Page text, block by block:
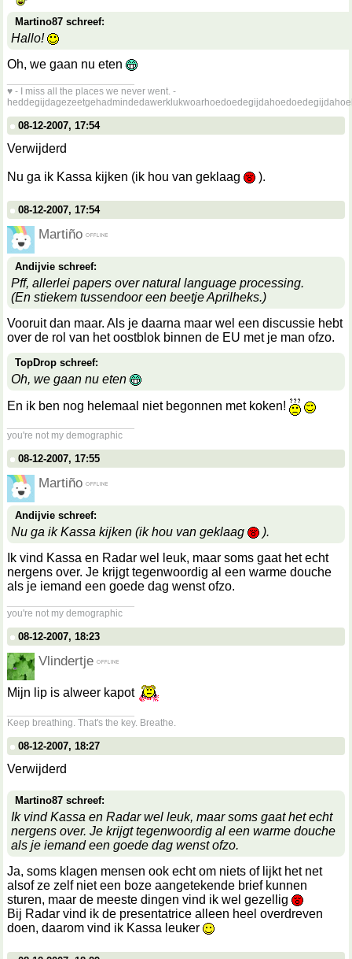
Martino87 schreef:
Hallo!
Oh, we gaan nu eten
♥ - I miss all the places we never went. -
08-12-2007, 17:54
Verwijderd
Nu ga ik Kassa kijken (ik hou van geklaag ).
08-12-2007, 17:54
Martiño
Andijvie schreef:
Pff, allerlei papers over natural language processing.
(En stiekem tussendoor een beetje Aprilheks.)
Vooruit dan maar. Als je daarna maar wel een discussie hebt
over de rol van het oostblok binnen de EU met je man ofzo.
TopDrop schreef:
Oh, we gaan nu eten
En ik ben nog helemaal niet begonnen met koken!
you're not my demographic
08-12-2007, 17:55
Martiño
Andijvie schreef:
Nu ga ik Kassa kijken (ik hou van geklaag
).
Ik vind Kassa en Radar wel leuk, maar soms gaat het echt
nergens over. Je krijgt tegenwoordig al een warme douche
als je iemand een goede dag wenst ofzo.
you're not my demographic
08-12-2007, 18:23
Vlindertje
Mijn lip is alweer kapot
Keep breathing. That's the key. Breathe.
08-12-2007, 18:27
Verwijderd
Martino87 schreef:
Ik vind Kassa en Radar wel leuk, maar soms gaat het echt
nergens over. Je krijgt tegenwoordig al een warme douche
als je iemand een goede dag wenst ofzo.
Ja, soms klagen mensen ook echt om niets of lijkt het net
alsof ze zelf niet een boze aangetekende brief kunnen
sturen, maar de meeste dingen vind ik wel gezellig
Bij Radar vind ik de presentatrice alleen heel overdreven
doen, daarom vind ik Kassa leuker